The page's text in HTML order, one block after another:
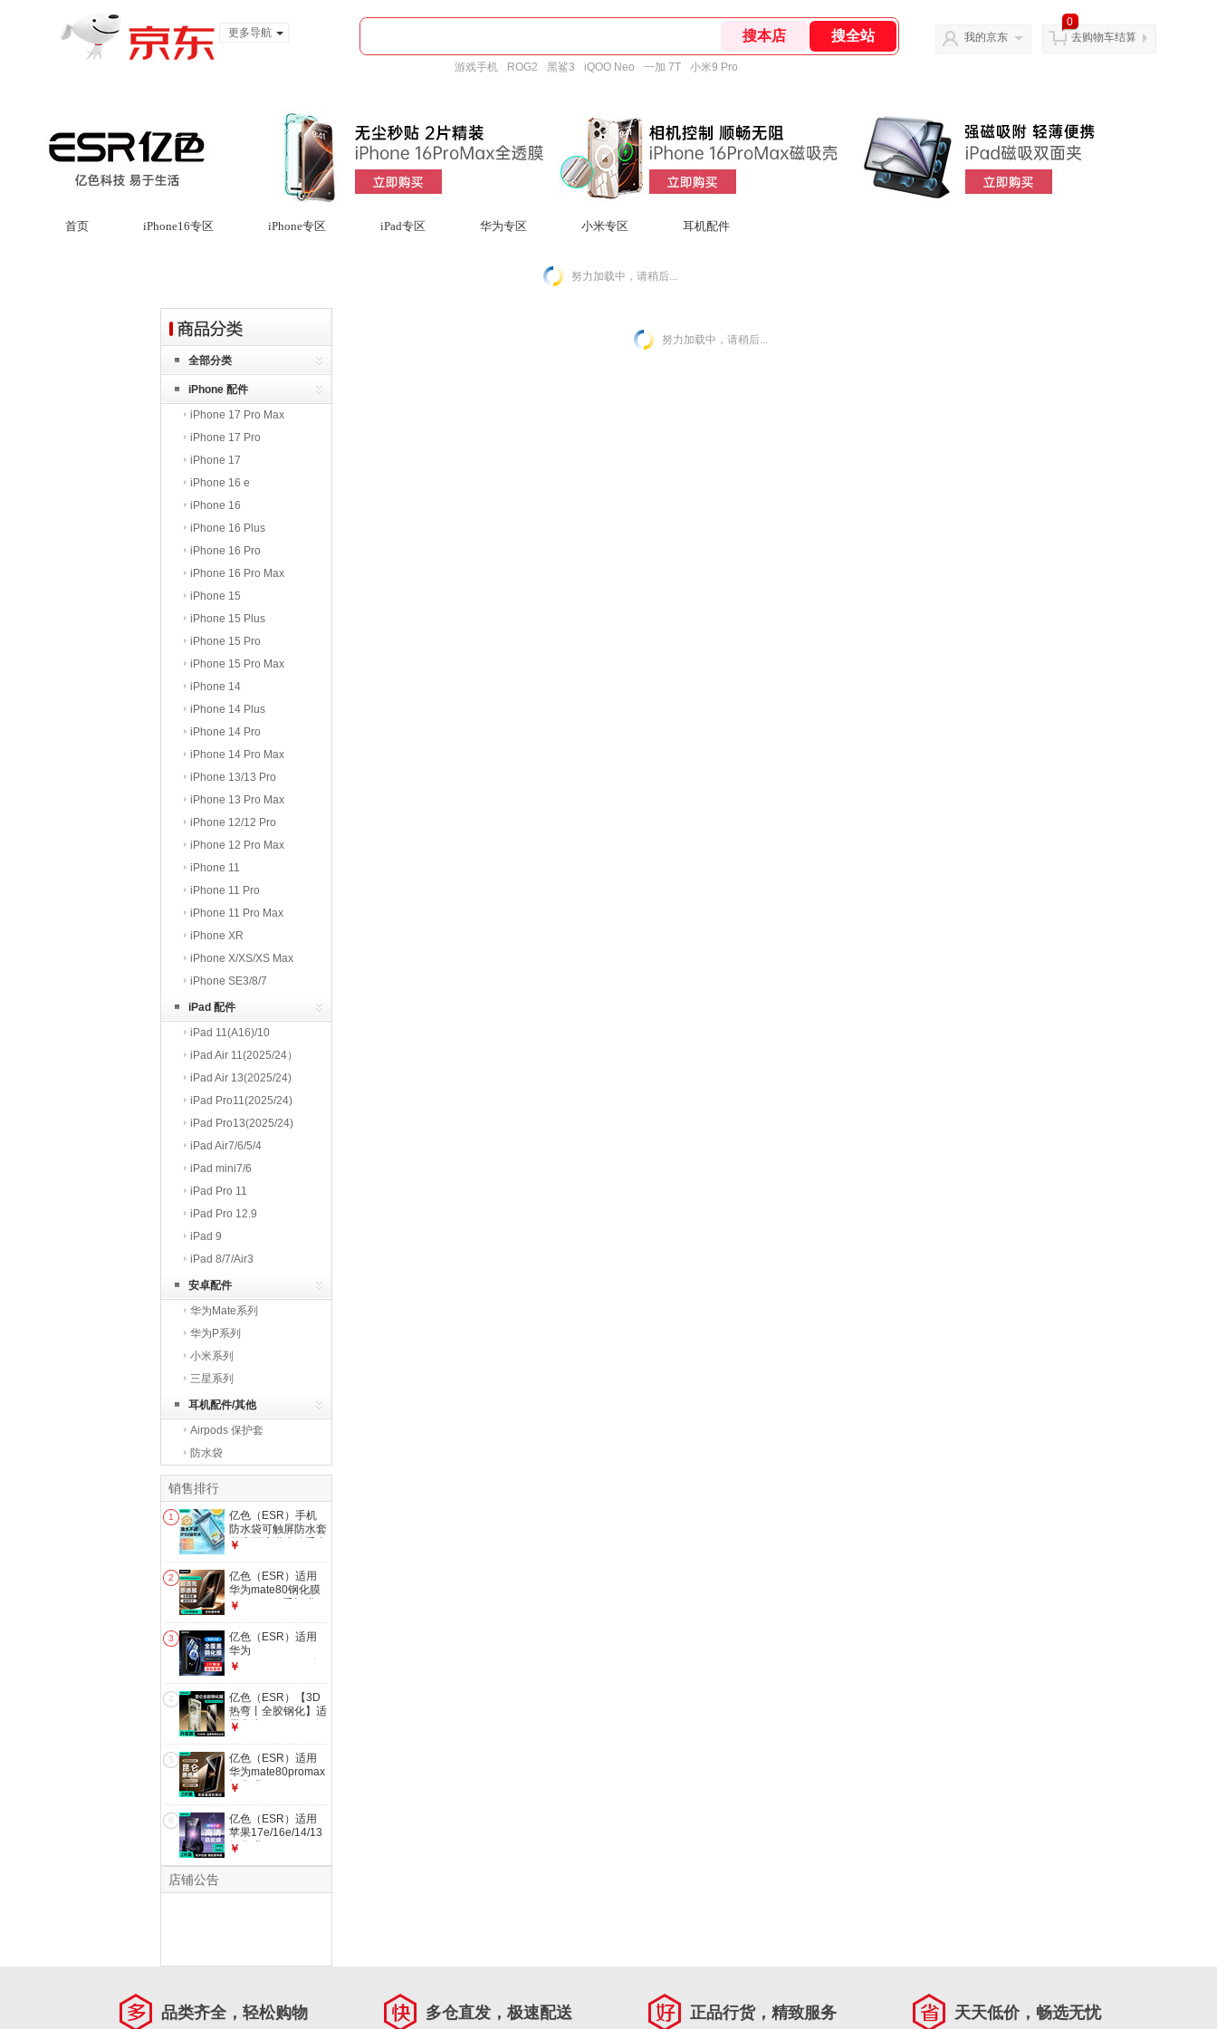
更多导航
游戏手机 ROG2 黑鲨3 iQOO Neo 一加 7T 小米9 Pro
我的京东
0
去购物车结算
首页 iPhone16专区 iPhone专区 iPad专区 华为专区 小米专区 耳机配件
努力加载中，请稍后...
全部分类
iPhone 配件
iPhone 17 Pro Max
iPhone 17 Pro
iPhone 17
iPhone 16 e
iPhone 16
iPhone 16 Plus
iPhone 16 Pro
iPhone 16 Pro Max
iPhone 15
iPhone 15 Plus
iPhone 15 Pro
iPhone 15 Pro Max
iPhone 14
iPhone 14 Plus
iPhone 14 Pro
iPhone 14 Pro Max
iPhone 13/13 Pro
iPhone 13 Pro Max
iPhone 12/12 Pro
iPhone 12 Pro Max
iPhone 11
iPhone 11 Pro
iPhone 11 Pro Max
iPhone XR
iPhone X/XS/XS Max
iPhone SE3/8/7
iPad 配件
iPad 11(A16)/10
iPad Air 11(2025/24）
iPad Air 13(2025/24)
iPad Pro11(2025/24)
iPad Pro13(2025/24)
iPad Air7/6/5/4
iPad mini7/6
iPad Pro 11
iPad Pro 12.9
iPad 9
iPad 8/7/Air3
安卓配件
华为Mate系列
华为P系列
小米系列
三星系列
耳机配件/其他
Airpods 保护套
防水袋
销售排行
1
亿色（ESR）手机
防水袋可触屏防水套
游泳漂流潜水骑手专
照编织挂绳挂脖防尘
防雨保护壳温泉
￥
2
亿色（ESR）适用
华为mate80钢化膜
mate80pro手机膜
盖高清玻璃贴膜防摔
防刮全包抗指纹保护
膜
￥
3
亿色（ESR）适用
华为
Pura90pro/80/70钢
手机膜全屏覆盖高清
防摔抗指纹前膜防刮
无白边贴膜
￥
4
亿色（ESR）【3D
热弯丨全胶钢化】适
用华为mate70pro钢
70rs非凡大师优享版
无尘仓秒贴保护膜
￥
5
亿色（ESR）适用
华为mate80promax
钢化膜
版手机膜80PM高清
钢化膜防摔防刮全覆
盖抗指纹保护膜
￥
6
亿色（ESR）适用
苹果17e/16e/14/13
钢化膜
￥
店铺公告
努力加载中，请稍后...
品类齐全，轻松购物 多仓直发，极速配送 正品行货，精致服务 天天低价，畅选无忧